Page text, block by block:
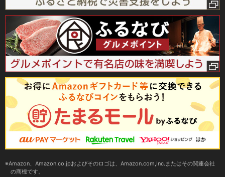
Amazon、Amazon.co.jpおよびそのロゴは、Amazon.com,Inc.またはその関連会社
の商標です。